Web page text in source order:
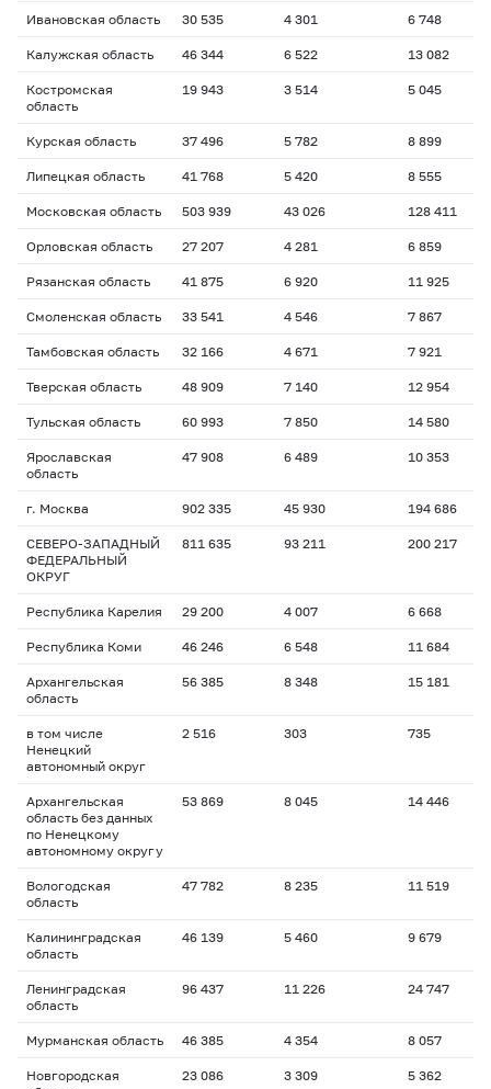
Ивановская область 30 535 4 301 6 748
Калужская область 46 344 6 522 13 082
Костромская
область
19 943 3 514 5 045
Курская область 37 496 5 782 8 899
Липецкая область 41 768 5 420 8 555
Московская область 503 939 43 026 128 411
Орловская область 27 207 4 281 6 859
Рязанская область 41 875 6 920 11 925
Смоленская область 33 541 4 546 7 867
Тамбовская область 32 166 4 671 7 921
Тверская область 48 909 7 140 12 954
Тульская область 60 993 7 850 14 580
Ярославская
область
47 908 6 489 10 353
г. Москва 902 335 45 930 194 686
СЕВЕРО-ЗАПАДНЫЙ
ФЕДЕРАЛЬНЫЙ
ОКРУГ
811 635 93 211 200 217
Республика Карелия 29 200 4 007 6 668
Республика Коми 46 246 6 548 11 684
Архангельская
область
56 385 8 348 15 181
в том числе
Ненецкий
автономный округ
2 516 303 735
Архангельская
область без данных
по Ненецкому
автономному округу
53 869 8 045 14 446
Вологодская
область
47 782 8 235 11 519
Калининградская
область
46 139 5 460 9 679
Ленинградская
область
96 437 11 226 24 747
Мурманская область 46 385 4 354 8 057
Новгородская
23 086 3 309 5 362